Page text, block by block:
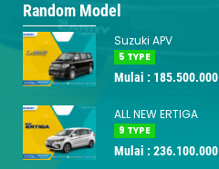
Random Model
Suzuki APV
5 TYPE
Mulai : 185.500.000
ALL NEW ERTIGA
9 TYPE
Mulai : 236.100.000